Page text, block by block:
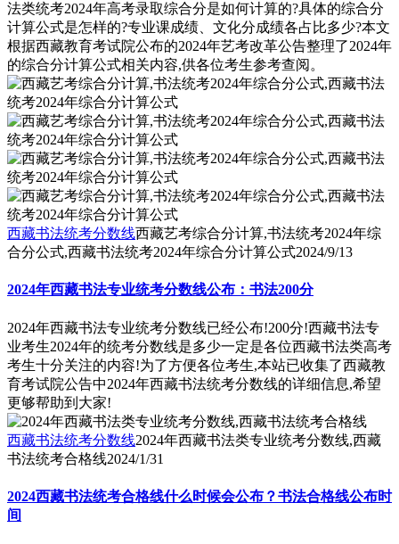
法类统考2024年高考录取综合分是如何计算的?具体的综合分
计算公式是怎样的?专业课成绩、文化分成绩各占比多少?本文
根据西藏教育考试院公布的2024年艺考改革公告整理了2024年
的综合分计算公式相关内容,供各位考生参考查阅。
西藏书法统考分数线西藏艺考综合分计算,书法统考2024年综
合分公式,西藏书法统考2024年综合分计算公式2024/9/13
2024年西藏书法专业统考分数线公布：书法200分
2024年西藏书法专业统考分数线已经公布!200分!西藏书法专
业考生2024年的统考分数线是多少一定是各位西藏书法类高考
考生十分关注的内容!为了方便各位考生,本站已收集了西藏教
育考试院公告中2024年西藏书法统考分数线的详细信息,希望
更够帮助到大家!
西藏书法统考分数线2024年西藏书法类专业统考分数线,西藏
书法统考合格线2024/1/31
2024西藏书法统考合格线什么时候会公布？书法合格线公布时
间